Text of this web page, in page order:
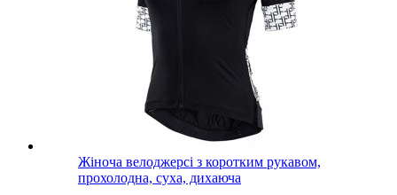
Жіноча велоджерсі з коротким рукавом,
прохолодна, суха, дихаюча